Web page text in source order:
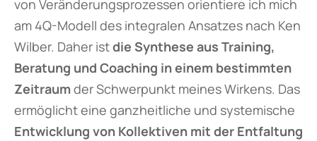
von Veränderungsprozessen orientiere ich mich
am 4Q-Modell des integralen Ansatzes nach Ken
Wilber. Daher istdie Synthese aus Training,
Beratung und Coaching in einem bestimmten
Zeitraum der Schwerpunkt meines Wirkens. Das
ermöglicht eine ganzheitliche und systemische
Entwicklung von Kollektiven mit der Entfaltung